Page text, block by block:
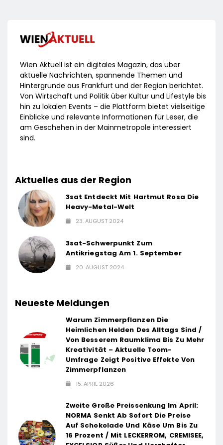
Wien Aktuell ist ein digitales Magazin, das über
aktuelle Nachrichten, spannende Themen und
Hintergründe aus Frankfurt und der Region berichtet.
Von Wirtschaft und Politik über Kultur und Lifestyle bis
hin zu lokalen Events – die Plattform bietet vielseitige
Einblicke und relevante Informationen für Leser, die
am Geschehen in der Mainmetropole interessiert
sind.
Aktuelles aus der Region
3sat Entdeckt Mit Hartmut Rosa Die
Heavy-Metal-Welt
23. AUGUST 2024
3sat-Schwerpunkt Zum
Antikriegstag Am 1. September
20. AUGUST 2024
Neueste Meldungen
Warum Zimmerpflanzen Die
Heimlichen Helden Des Alltags Sind /
Von Besserem Raumklima Bis Zu Mehr
Kreativität – Aktuelle Toom-
Umfrage Zeigt Positive Effekte Von
Zimmerpflanzen
15. APRIL 2026
Zweite Große Preissenkung Im April:
NORMA Senkt Ab Sofort Die Preise
Auf Schokolade Und Käse Um Bis Zu
16 Prozent / Mit LECKERROM, CREMISEE,